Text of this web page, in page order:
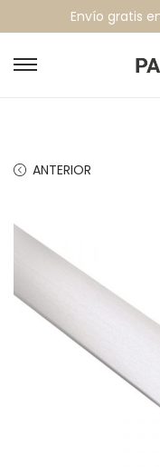
Envío gratis
ANTERIOR